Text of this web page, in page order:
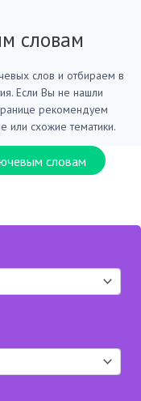
словам
слов и отбираем в
Если Вы не нашли
рекомендуем
или схожие тематики.
словам